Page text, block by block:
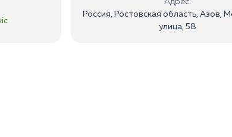
Адрес:
Россия, Ростовская область, Азов,
улица, 58